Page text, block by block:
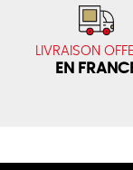
LIVRAISON
EN